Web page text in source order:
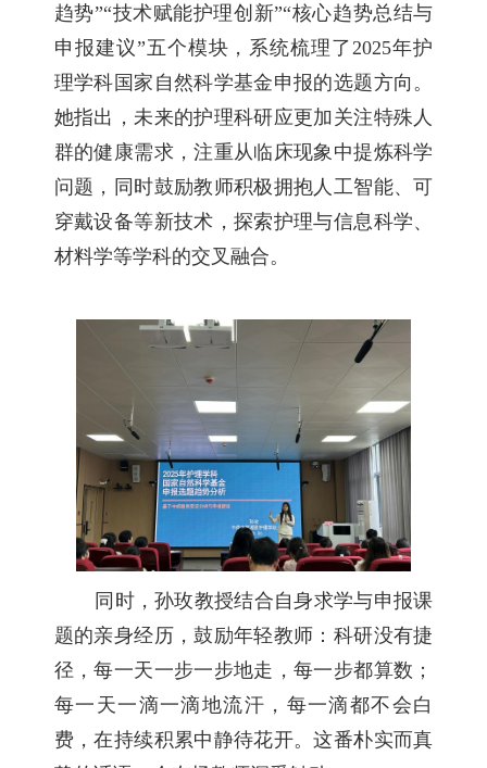
趋势”“技术赋能护理创新”“核心趋势总结与
申报建议”五个模块，系统梳理了2025年护
理学科国家自然科学基金申报的选题方向。
她指出，未来的护理科研应更加关注特殊人
群的健康需求，注重从临床现象中提炼科学
问题，同时鼓励教师积极拥抱人工智能、可
穿戴设备等新技术，探索护理与信息科学、
材料学等学科的交叉融合。
同时，孙玫教授结合自身求学与申报课
题的亲身经历，鼓励年轻教师：科研没有捷
径，每一天一步一步地走，每一步都算数；
每一天一滴一滴地流汗，每一滴都不会白
费，在持续积累中静待花开。这番朴实而真